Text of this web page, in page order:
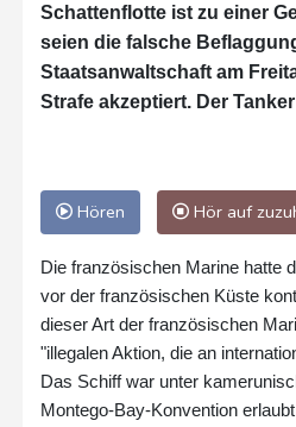
Schattenflotte ist zu einer
seien die falsche
Staatsanwaltschaft am
Strafe akzeptiert. Der
Hören Hör auf
Die französischen Marine hatte
vor der französischen Küste
dieser Art der französischen
"illegalen Aktion, die an
Das Schiff war unter
Montego-Bay-Konvention